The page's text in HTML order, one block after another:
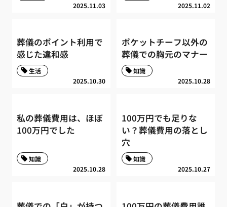
2025.11.03 2025.11.02
葬儀のポイント利用で
感じた違和感
2025.10.30
生活
ポケットチーフ以外の
葬儀での胸元のマナー
2025.10.28
知識
私の葬儀費用は、ほぼ
100万円でした
2025.10.28
知識
100万円でも足りな
い？葬儀費用の落とし
穴
2025.10.27
知識